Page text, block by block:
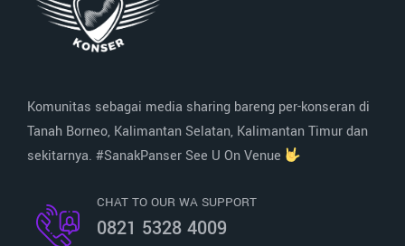
Komunitas sebagai media sharing bareng per-konseran di
Tanah Borneo, Kalimantan Selatan, Kalimantan Timur dan
sekitarnya. #SanakPanser See U On Venue
CHAT TO OUR WA SUPPORT
0821 5328 4009